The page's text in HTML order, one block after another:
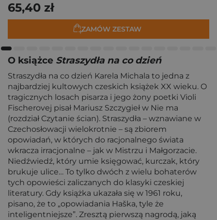
65,40 zł
ZAMÓW ZESTAW
O książce Straszydła na co dzień
Straszydła na co dzień Karela Michala to jedna z
najbardziej kultowych czeskich książek XX wieku. O
tragicznych losach pisarza i jego żony poetki Violi
Fischerovej pisał Mariusz Szczygieł w Nie ma
(rozdział Czytanie ścian). Straszydła – wznawiane w
Czechosłowacji wielokrotnie – są zbiorem
opowiadań, w których do racjonalnego świata
wkracza irracjonalne – jak w Mistrzu i Małgorzacie.
Niedźwiedź, który umie księgować, kurczak, który
brukuje ulice… To tylko dwóch z wielu bohaterów
tych opowieści zaliczanych do klasyki czeskiej
literatury. Gdy książka ukazała się w 1961 roku,
pisano, że to „opowiadania Haška, tyle że
inteligentniejsze”. Zresztą pierwszą nagrodą, jaką